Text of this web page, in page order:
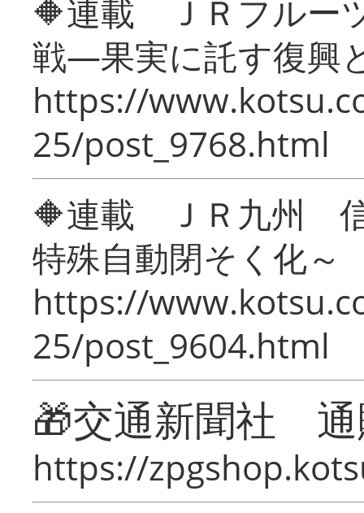
🔶連載 ＪＲフルー
戦―果実に託す復興
https://
25/post_9768.html
🔶連載 ＪＲ九州 信
特殊自動閉そく化～
https://
25/post_9604.html
🎁交通新聞社
https://